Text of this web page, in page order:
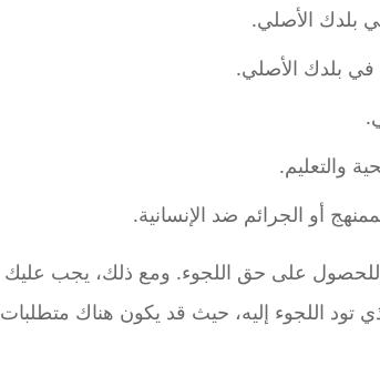
بلدك الأصلي.
في بلدك الأصلي.
والتعليم.
أو الجرائم ضد الإنسانية.
للحصول على حق اللجوء. ومع ذلك، يجب عليك
تود اللجوء إليه، حيث قد يكون هناك متطلبات